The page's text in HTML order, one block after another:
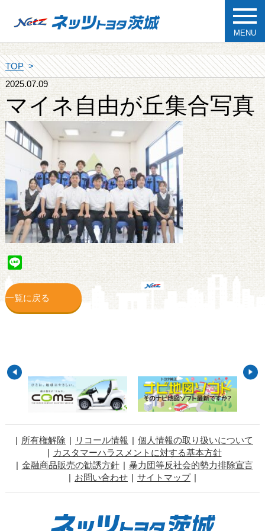
MENU
TOP
2025.07.09
マイネ自由が丘集合写真
Line
一覧に戻る
所有権解除 リコール情報
個人情報の取り扱いについて
カスタマーハラスメントに対する基本方針
金融商品販売の勧誘方針
暴力団等反社会的勢力排除宣言
お問い合わせ
サイトマップ